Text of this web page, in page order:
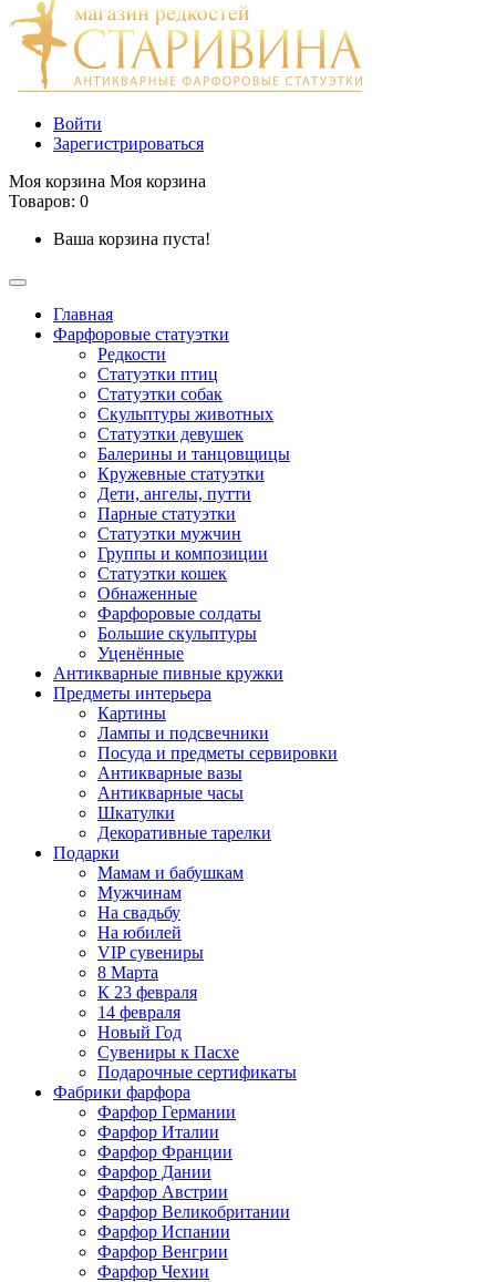
Войти
Зарегистрироваться
Моя корзина Моя корзина
Товаров: 0
Ваша корзина пуста!
Главная
Фарфоровые статуэтки
Редкости
Cтатуэтки птиц
Cтатуэтки собак
Скульптуры животных
Статуэтки девушек
Балерины и танцовщицы
Кружевные статуэтки
Дети, ангелы, путти
Парные статуэтки
Статуэтки мужчин
Группы и композиции
Статуэтки кошек
Обнаженные
Фарфоровые солдаты
Большие скульптуры
Уценённые
Антикварные пивные кружки
Предметы интерьера
Картины
Лампы и подсвечники
Посуда и предметы сервировки
Антикварные вазы
Антикварные часы
Шкатулки
Декоративные тарелки
Подарки
Мамам и бабушкам
Мужчинам
На свадьбу
На юбилей
VIP сувениры
8 Марта
К 23 февраля
14 февраля
Новый Год
Сувениры к Пасхе
Подарочные сертификаты
Фабрики фарфора
Фарфор Германии
Фарфор Италии
Фарфор Франции
Фарфор Дании
Фарфор Австрии
Фарфор Великобритании
Фарфор Испании
Фарфор Венгрии
Фарфор Чехии